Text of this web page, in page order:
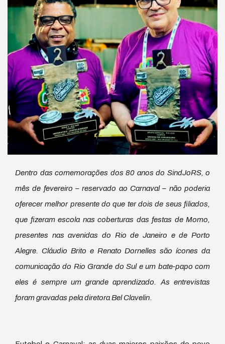
Dentro das comemorações dos 80 anos do SindJoRS, o
mês de fevereiro – reservado ao Carnaval – não poderia
oferecer melhor presente do que ter dois de seus filiados,
que fizeram escola nas coberturas das festas de Momo,
presentes nas avenidas do Rio de Janeiro e de Porto
Alegre. Cláudio Brito e Renato Dornelles são ícones da
comunicação do Rio Grande do Sul e um bate-papo com
eles é sempre um grande aprendizado. As entrevistas
foram gravadas pela diretora Bel Clavelin